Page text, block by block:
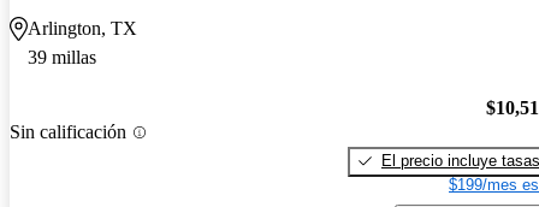
Arlington, TX
39 millas
Sin calificación
El precio incluye tasas
$199/mes